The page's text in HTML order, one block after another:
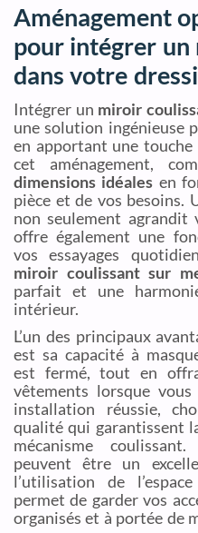
Aménagement
pour intégrer
dans votre
Intégrer un miroir
une solution ingénieuse
en apportant une
cet aménagement,
dimensions idéales en
pièce et de vos besoins.
non seulement agrandit
offre également une
vos essayages
miroir coulissant sur
parfait et une
intérieur.
L’un des principaux
est sa capacité à
est fermé, tout en
vêtements lorsque
installation réussie,
qualité qui garantissent
mécanisme
peuvent être un
l’utilisation de
permet de garder vos
organisés et à portée de